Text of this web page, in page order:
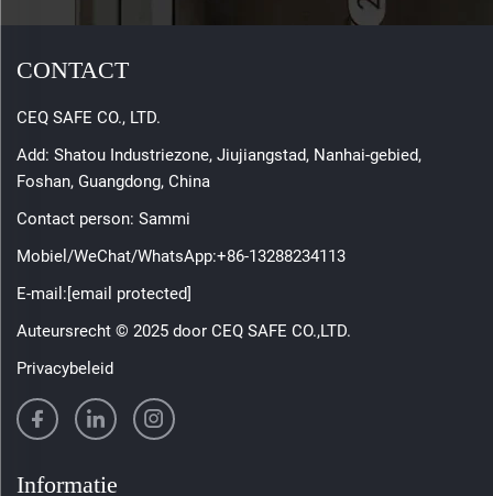
CONTACT
CEQ SAFE CO., LTD.
Add: Shatou Industriezone, Jiujiangstad, Nanhai-gebied,
Foshan, Guangdong, China
Contact person: Sammi
Mobiel/WeChat/WhatsApp:+86-13288234113
E-mail:[email protected]
Auteursrecht © 2025 door CEQ SAFE CO.,LTD.
Privacybeleid
Informatie